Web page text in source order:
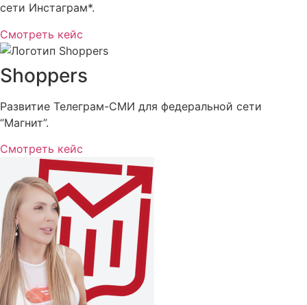
сети Инстаграм*.
Смотреть кейс
Shoppers
Развитие Телеграм-СМИ для федеральной сети
“Магнит”.
Смотреть кейс